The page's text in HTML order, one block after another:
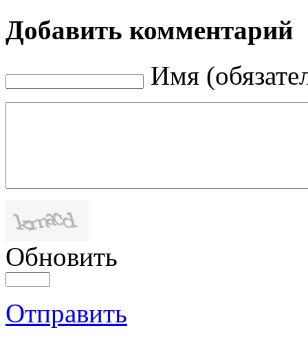
Добавить комментарий
Имя
Обновить
Отправить